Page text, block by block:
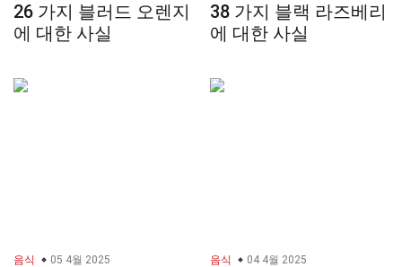
26 가지 블러드 오렌지
에 대한 사실
38 가지 블랙 라즈베리
에 대한 사실
음식 05 4월 2025 음식 04 4월 2025